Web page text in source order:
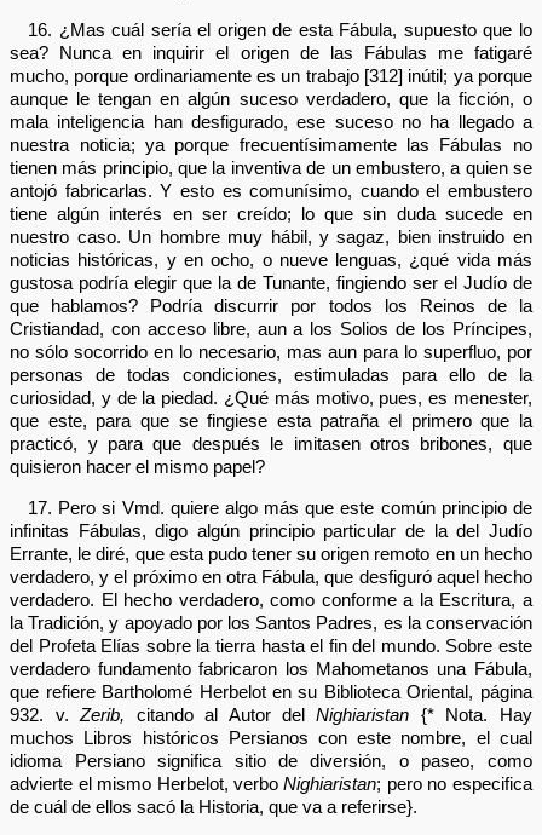
16. ¿Mas cuál sería el origen de esta Fábula, supuesto que lo
sea? Nunca en inquirir el origen de las Fábulas me fatigaré
mucho, porque ordinariamente es un trabajo [312] inútil; ya porque
aunque le tengan en algún suceso verdadero, que la ficción, o
mala inteligencia han desfigurado, ese suceso no ha llegado a
nuestra noticia; ya porque frecuentísimamente las Fábulas no
tienen más principio, que la inventiva de un embustero, a quien se
antojó fabricarlas. Y esto es comunísimo, cuando el embustero
tiene algún interés en ser creído; lo que sin duda sucede en
nuestro caso. Un hombre muy hábil, y sagaz, bien instruido en
noticias históricas, y en ocho, o nueve lenguas, ¿qué vida más
gustosa podría elegir que la de Tunante, fingiendo ser el Judío de
que hablamos? Podría discurrir por todos los Reinos de la
Cristiandad, con acceso libre, aun a los Solios de los Príncipes,
no sólo socorrido en lo necesario, mas aun para lo superfluo, por
personas de todas condiciones, estimuladas para ello de la
curiosidad, y de la piedad. ¿Qué más motivo, pues, es menester,
que este, para que se fingiese esta patraña el primero que la
practicó, y para que después le imitasen otros bribones, que
quisieron hacer el mismo papel?
17. Pero si Vmd. quiere algo más que este común principio de
infinitas Fábulas, digo algún principio particular de la del Judío
Errante, le diré, que esta pudo tener su origen remoto en un hecho
verdadero, y el próximo en otra Fábula, que desfiguró aquel hecho
verdadero. El hecho verdadero, como conforme a la Escritura, a
la Tradición, y apoyado por los Santos Padres, es la conservación
del Profeta Elías sobre la tierra hasta el fin del mundo. Sobre este
verdadero fundamento fabricaron los Mahometanos una Fábula,
que refiere Bartholomé Herbelot en su Biblioteca Oriental, página
932. v.Zerib, citando al Autor delNighiaristan {* Nota. Hay
muchos Libros históricos Persianos con este nombre, el cual
idioma Persiano significa sitio de diversión, o paseo, como
advierte el mismo Herbelot, verboNighiaristan; pero no especifica
de cuál de ellos sacó la Historia, que va a referirse}.